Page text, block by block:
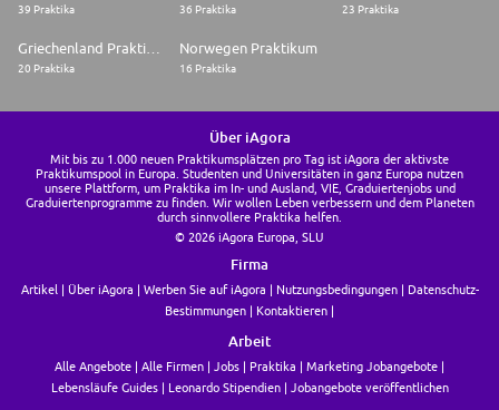
39 Praktika 36 Praktika 23 Praktika
20 Praktika
Norwegen Praktikum
16 Praktika
Über iAgora
Mit bis zu 1.000 neuen Praktikumsplätzen pro Tag ist iAgora der aktivste
Praktikumspool in Europa. Studenten und Universitäten in ganz Europa nutzen
unsere Plattform, um Praktika im In- und Ausland, VIE, Graduiertenjobs und
Graduiertenprogramme zu finden. Wir wollen Leben verbessern und dem Planeten
durch sinnvollere Praktika helfen.
© 2026 iAgora Europa, SLU
Firma
Artikel Über iAgora Werben Sie auf iAgora Nutzungsbedingungen
Datenschutz-
Bestimmungen
Kontaktieren
Arbeit
Alle Angebote Alle Firmen Jobs Praktika
Marketing Jobangebote
Lebensläufe Guides
Leonardo Stipendien Jobangebote veröffentlichen